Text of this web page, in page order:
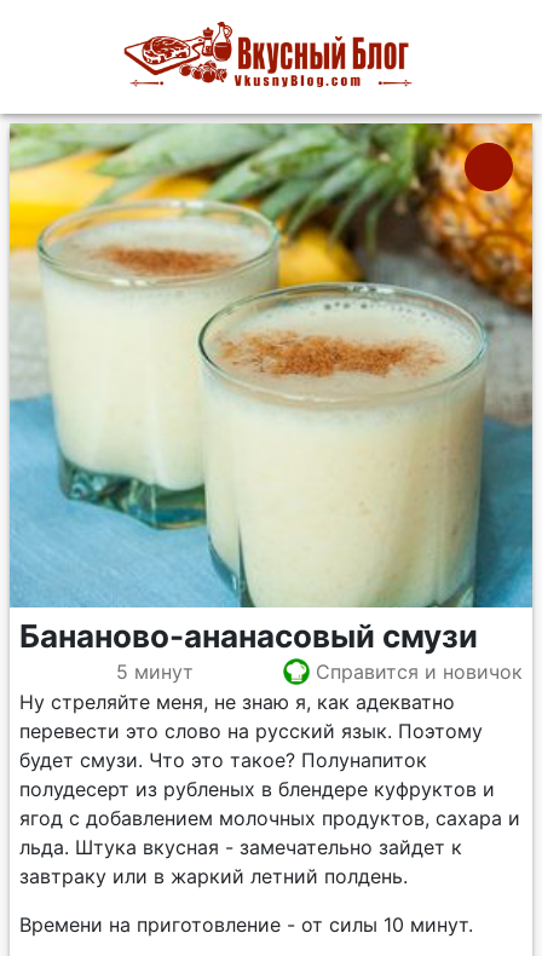
Бананово-ананасовый смузи
5 минут
Справится и новичок
Ну стреляйте меня, не знаю я, как адекватно
перевести это слово на русский язык. Поэтому
будет смузи. Что это такое? Полунапиток
полудесерт из рубленых в блендере куфруктов и
ягод с добавлением молочных продуктов, сахара и
льда. Штука вкусная - замечательно зайдет к
завтраку или в жаркий летний полдень.
Времени на приготовление - от силы 10 минут.